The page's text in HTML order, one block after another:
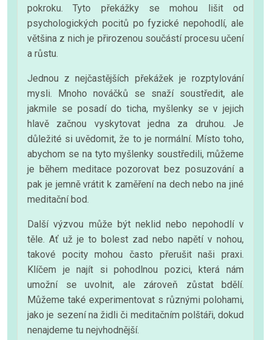
pokroku. Tyto překážky se mohou lišit od
psychologických pocitů po fyzické nepohodlí, ale
většina z nich je přirozenou součástí procesu učení
a růstu.
Jednou z nejčastějších překážek je rozptylování
mysli. Mnoho nováčků se snaží soustředit, ale
jakmile se posadí do ticha, myšlenky se v jejich
hlavě začnou vyskytovat jedna za druhou. Je
důležité si uvědomit, že to je normální. Místo toho,
abychom se na tyto myšlenky soustředili, můžeme
je během meditace pozorovat bez posuzování a
pak je jemně vrátit k zaměření na dech nebo na jiné
meditační bod.
Další výzvou může být neklid nebo nepohodlí v
těle. Ať už je to bolest zad nebo napětí v nohou,
takové pocity mohou často přerušit naši praxi.
Klíčem je najít si pohodlnou pozici, která nám
umožní se uvolnit, ale zároveň zůstat bdělí.
Můžeme také experimentovat s různými polohami,
jako je sezení na židli či meditačním polštáři, dokud
nenajdeme tu nejvhodnější.